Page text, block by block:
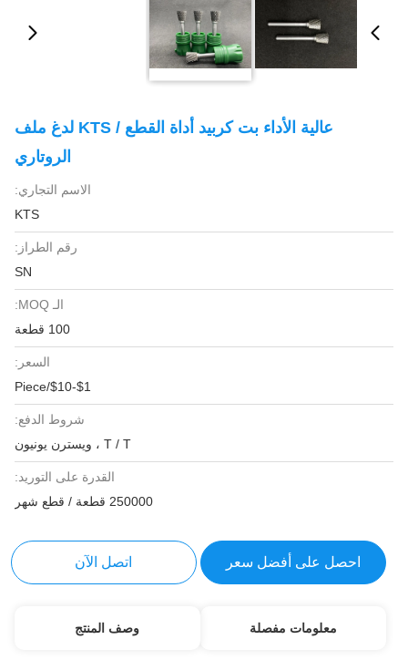
عالية الأداء بت كربيد أداة القطع / KTS لدغ ملف
الروتاري
الاسم التجاري:
KTS
رقم الطراز:
SN
الـ MOQ:
100 قطعة
السعر:
$1-$10/Piece
شروط الدفع:
T / T ، ويسترن يونيون
القدرة على التوريد:
250000 قطعة / قطع شهر
احصل على أفضل سعر اتصل الآن
معلومات مفصلة وصف المنتج